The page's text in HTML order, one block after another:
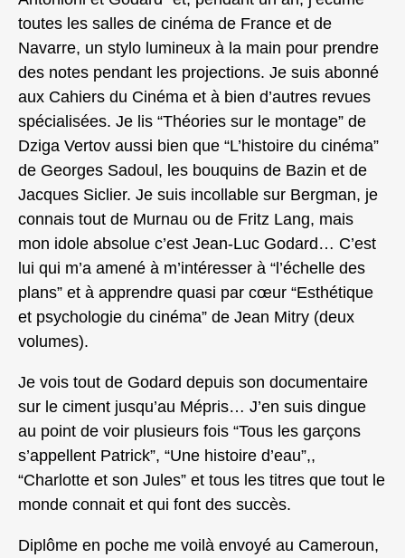
toutes les salles de cinéma de France et de
Navarre, un stylo lumineux à la main pour prendre
des notes pendant les projections. Je suis abonné
aux Cahiers du Cinéma et à bien d’autres revues
spécialisées. Je lis “Théories sur le montage” de
Dziga Vertov aussi bien que “L’histoire du cinéma”
de Georges Sadoul, les bouquins de Bazin et de
Jacques Siclier. Je suis incollable sur Bergman, je
connais tout de Murnau ou de Fritz Lang, mais
mon idole absolue c’est Jean-Luc Godard… C’est
lui qui m’a amené à m’intéresser à “l’échelle des
plans” et à apprendre quasi par cœur “Esthétique
et psychologie du cinéma” de Jean Mitry (deux
volumes).
Je vois tout de Godard depuis son documentaire
sur le ciment jusqu’au Mépris… J’en suis dingue
au point de voir plusieurs fois “Tous les garçons
s’appellent Patrick”, “Une histoire d’eau”,,
“Charlotte et son Jules” et tous les titres que tout le
monde connait et qui font des succès.
Diplôme en poche me voilà envoyé au Cameroun,